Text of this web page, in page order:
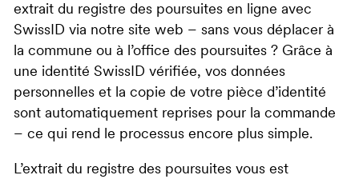
extrait du registre des poursuites en ligne avec
SwissID via notre site web – sans vous déplacer à
la commune ou à l’office des poursuites ? Grâce à
une identité SwissID vérifiée, vos données
personnelles et la copie de votre pièce d’identité
sont automatiquement reprises pour la commande
– ce qui rend le processus encore plus simple.
L’extrait du registre des poursuites vous est